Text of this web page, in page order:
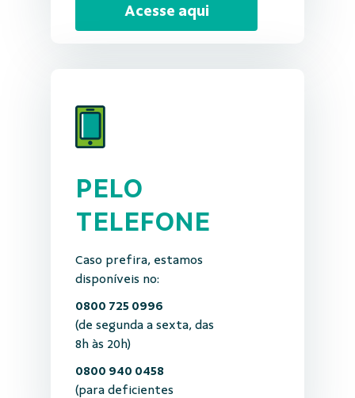
Acesse aqui
PELO
TELEFONE
Caso prefira, estamos
disponíveis no:
0800 725 0996
(de segunda a sexta, das
8h às 20h)
0800 940 0458
(para deficientes